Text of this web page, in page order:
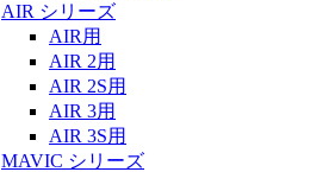
AIR シリーズ
AIR用
AIR 2用
AIR 2S用
AIR 3用
AIR 3S用
MAVIC シリーズ